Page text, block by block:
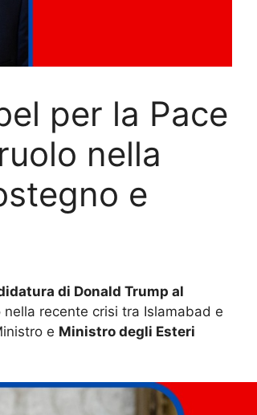
per la Pace
nella
e
di Donald Trump al
recente crisi tra Islamabad e
e Ministro degli Esteri